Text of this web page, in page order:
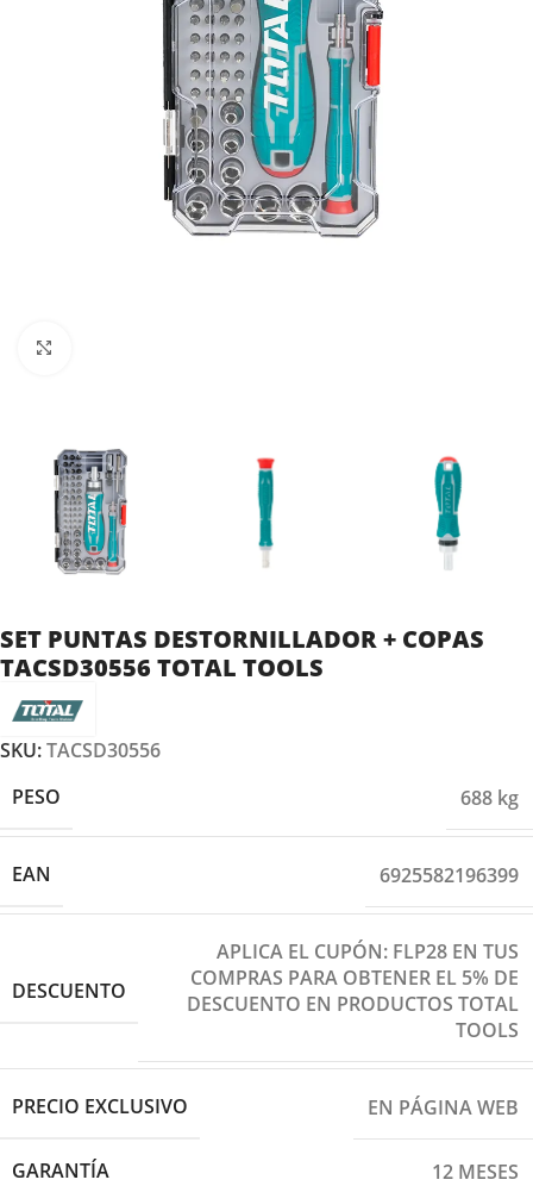
SET PUNTAS DESTORNILLADOR + COPAS
TACSD30556 TOTAL TOOLS
SKU:TACSD30556
PESO
688 kg
EAN 6925582196399
DESCUENTO
APLICA EL CUPÓN: FLP28 EN TUS
COMPRAS PARA OBTENER EL 5% DE
DESCUENTO EN PRODUCTOS TOTAL
TOOLS
PRECIO EXCLUSIVO EN PÁGINA WEB
GARANTÍA
12 MESES